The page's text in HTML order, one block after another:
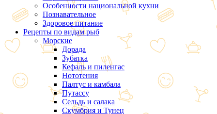
Особенности национальной кухни
Познавательное
Здоровое питание
Рецепты по видам рыб
Морские
Дорада
Зубатка
Кефаль и пиленгас
Нототения
Палтус и камбала
Путассу
Сельдь и салака
Скумбрия и Тунец